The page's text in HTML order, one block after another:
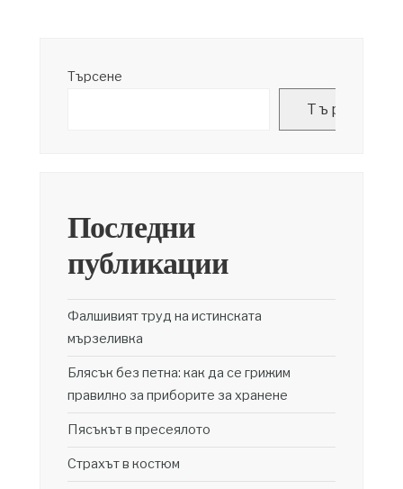
Търсене
Търсене
Последни
публикации
Фалшивият труд на истинската
мързеливка
Блясък без петна: как да се грижим
правилно за приборите за хранене
Пясъкът в пресеялото
Страхът в костюм